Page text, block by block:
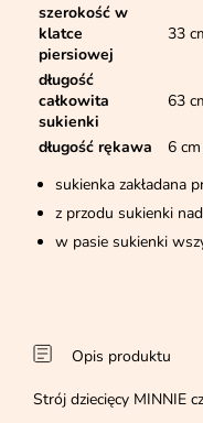
szerokość w
klatce
piersiowej
33
długość
całkowita
sukienki
63
długość rękawa
6 cm
sukienka zakładana
z przodu sukienki
w pasie sukienki
Opis produktu
Strój dziecięcy MINNIE